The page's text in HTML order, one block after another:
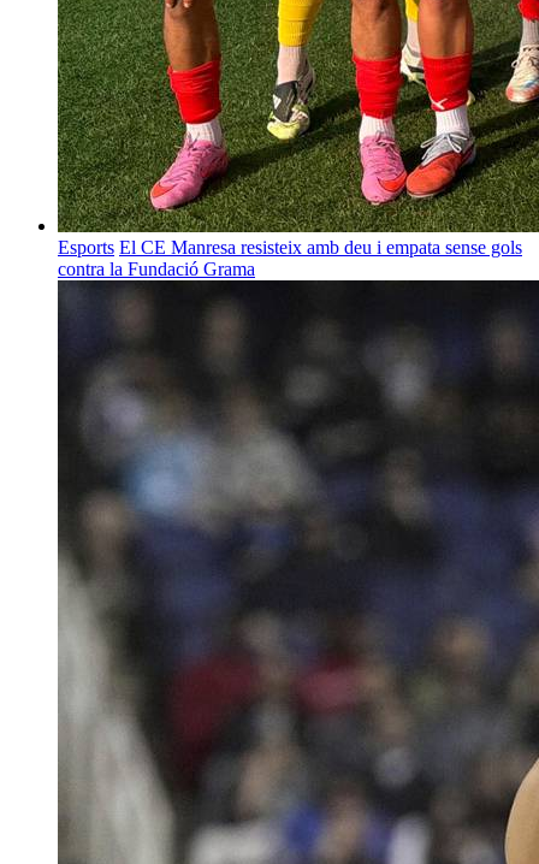
Esports El CE Manresa resisteix amb deu i empata sense gols
contra la Fundació Grama